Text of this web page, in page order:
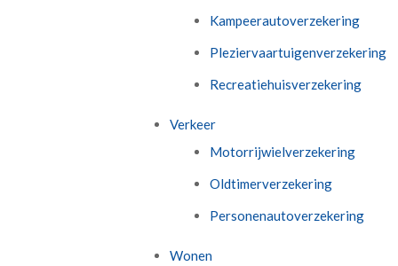
Kampeerautoverzekering
Pleziervaartuigenverzekering
Recreatiehuisverzekering
Verkeer
Motorrijwielverzekering
Oldtimerverzekering
Personenautoverzekering
Wonen